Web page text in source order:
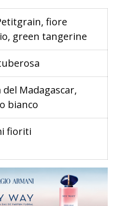
fiore
green tangerine
Madagascar,
bianco
fioriti